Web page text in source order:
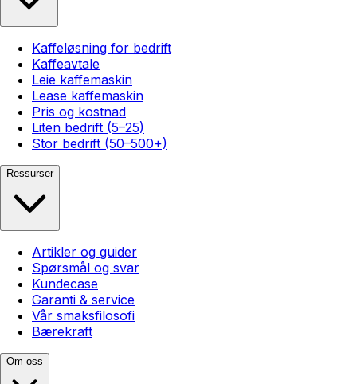
Kaffeløsning for bedrift
Kaffeavtale
Leie kaffemaskin
Lease kaffemaskin
Pris og kostnad
Liten bedrift (5–25)
Stor bedrift (50–500+)
Ressurser
Artikler og guider
Spørsmål og svar
Kundecase
Garanti & service
Vår smaksfilosofi
Bærekraft
Om oss